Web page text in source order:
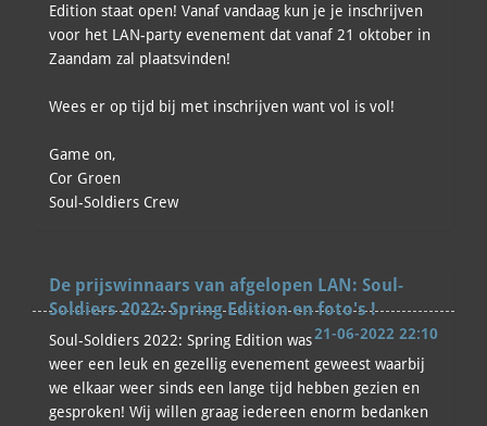
Edition staat open! Vanaf vandaag kun je je inschrijven
voor het LAN-party evenement dat vanaf 21 oktober in
Zaandam zal plaatsvinden!
Wees er op tijd bij met inschrijven want vol is vol!
Game on,
Cor Groen
Soul-Soldiers Crew
De prijswinnaars van afgelopen LAN: Soul-
Soldiers 2022: Spring Edition en foto's !
21-06-2022 22:10
Soul-Soldiers 2022: Spring Edition was
weer een leuk en gezellig evenement geweest waarbij
we elkaar weer sinds een lange tijd hebben gezien en
gesproken! Wij willen graag iedereen enorm bedanken